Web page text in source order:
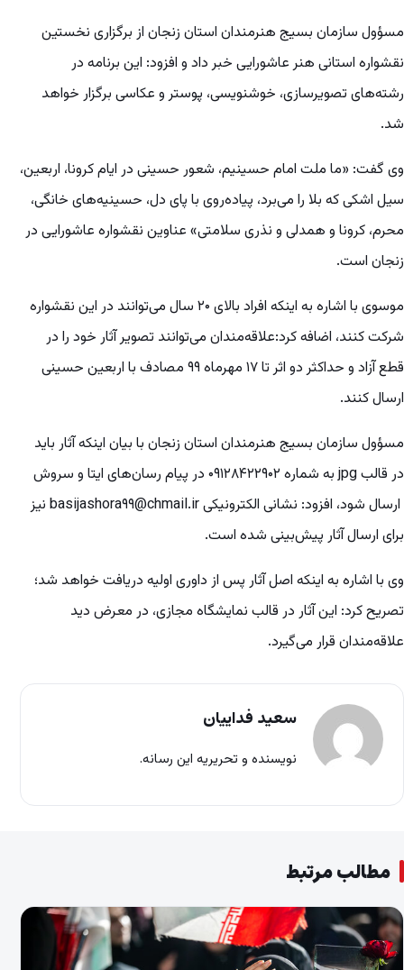
مسؤول سازمان بسیج هنرمندان استان زنجان از برگزاری نخستین
نقشواره استانی هنر عاشورایی خبر داد و افزود: این برنامه در
رشته‌های تصویرسازی، خوشنویسی، پوستر و عکاسی برگزار خواهد
شد.
وی گفت: «ما ملت امام حسینیم، شعور حسینی در ایام کرونا، اربعین،
سیل اشکی که بلا را می‌برد، پیاده‌روی با پای دل، حسینیه‌های خانگی،
محرم، کرونا و همدلی و نذری سلامتی» عناوین نقشواره عاشورایی در
زنجان است.
موسوی با اشاره به اینکه افراد بالای ۲۰ سال می‌توانند در این نقشواره
شرکت کنند، اضافه کرد:علاقه‌مندان می‌توانند تصویر آثار خود را در
قطع آزاد و حداکثر دو اثر تا ۱۷ مهرماه ۹۹ مصادف با اربعین حسینی
ارسال کنند.
مسؤول سازمان بسیج هنرمندان استان زنجان با بیان اینکه آثار باید
در قالب jpg به شماره ۰۹۱۲۸۴۲۲۹۰۲ در پیام رسان‌های ایتا و سروش
ارسال شود، افزود: نشانی الکترونیکی basijashora۹۹@chmail.ir نیز
برای ارسال آثار پیش‌بینی شده است.
وی با اشاره به اینکه اصل آثار پس از داوری اولیه دریافت خواهد شد؛
تصریح کرد: این آثار در قالب نمایشگاه مجازی، در معرض دید
علاقه‌مندان قرار می‌گیرد.
سعید فداییان
نویسنده و تحریریه این رسانه.
مطالب مرتبط